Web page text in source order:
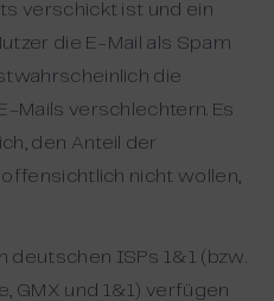
verschickt ist und ein
die E-Mail als Spam
die
Mails verschlechtern. Es
den Anteil der
nicht wollen,
deutschen ISPs 1&1 (bzw.
GMX und 1&1) verfügen